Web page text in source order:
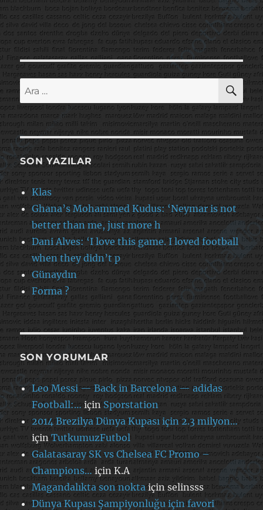
Ara:
SON YAZILAR
Klas
Ghana’s Mohammed Kudus: ‘Neymar is not
better than me, just more h
Dani Alves: ‘I love this game. I loved football
when they didn’t p
Günaydın
Forma ?
SON YORUMLAR
Leo Messi — Back in Barcelona — adidas
Football:…içinSporstation
2014 Brezilya Dünya Kupası için 2.3 milyon…
içinTutkumuzFutbol
Galatasaray SK vs Chelsea FC Promo –
Champions… içinK.A
Magandalıkta son noktaiçinselinsss
Dünya Kupası Şampiyonluğu için favori